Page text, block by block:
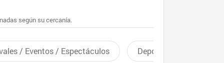
según su cercanía.
/ Eventos / Espectáculos Deportes recreativos